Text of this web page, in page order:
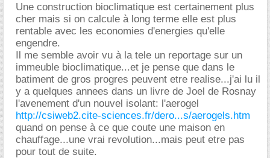
Une construction bioclimatique est certainement plus
cher mais si on calcule à long terme elle est plus
rentable avec les economies d'energies qu'elle
engendre.
Il me semble avoir vu à la tele un reportage sur un
immeuble bioclimatique...et je pense que dans le
batiment de gros progres peuvent etre realise...j'ai lu il
y a quelques annees dans un livre de Joel de Rosnay
l'avenement d'un nouvel isolant: l'aerogel
http://csiweb2.cite-sciences.fr/dero...s/aerogels.htm
quand on pense à ce que coute une maison en
chauffage...une vrai revolution...mais peut etre pas
pour tout de suite.